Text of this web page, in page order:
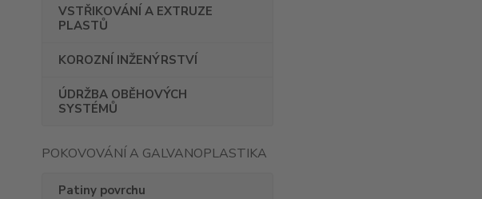
VSTŘIKOVÁNÍ A EXTRUZE
PLASTŮ
KOROZNÍ INŽENÝRSTVÍ
ÚDRŽBA OBĚHOVÝCH
SYSTÉMŮ
POKOVOVÁNÍ A GALVANOPLASTIKA
Patiny povrchu